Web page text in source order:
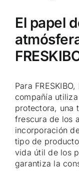
El papel
Para
compañía
protectora, una
frescura de los
incorporación
tipo de
vida útil de los
garantiza la